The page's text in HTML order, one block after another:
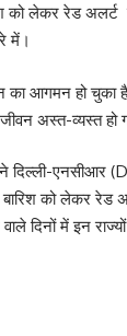
को लेकर रेड
में।
का आगमन हो चुका
अस्त-व्यस्त हो
ने दिल्ली-एनसीआर
को लेकर रेड
दिनों में इन